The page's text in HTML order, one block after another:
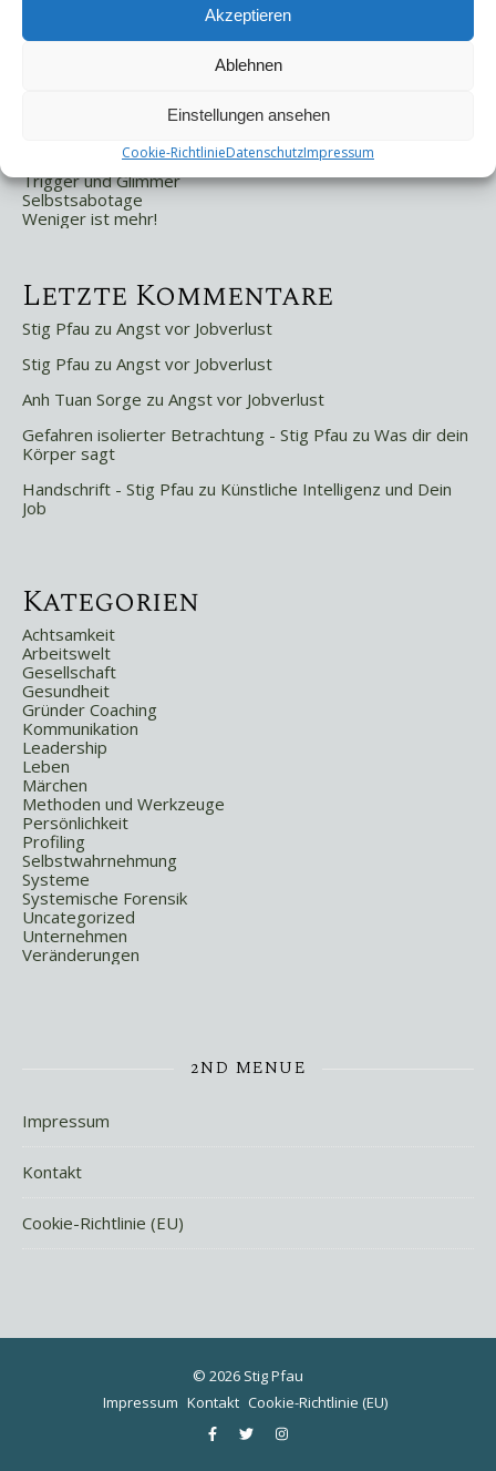
Akzeptieren
Ablehnen
Einstellungen ansehen
Cookie-RichtlinieDatenschutzImpressum
Letzte Beiträge
Die Mentale Sicherheitsarchitektur
Wettbewerbsfähigkeit
Trigger und Glimmer
Selbstsabotage
Weniger ist mehr!
Letzte Kommentare
Stig Pfau zu Angst vor Jobverlust
Stig Pfau zu Angst vor Jobverlust
Anh Tuan Sorge zu Angst vor Jobverlust
Gefahren isolierter Betrachtung - Stig Pfau zu Was dir dein
Körper sagt
Handschrift - Stig Pfau zu Künstliche Intelligenz und Dein
Job
Kategorien
Achtsamkeit
Arbeitswelt
Gesellschaft
Gesundheit
Gründer Coaching
Kommunikation
Leadership
Leben
Märchen
Methoden und Werkzeuge
Persönlichkeit
Profiling
Selbstwahrnehmung
Systeme
Systemische Forensik
Uncategorized
Unternehmen
Veränderungen
2ND MENUE
Impressum
Kontakt
Cookie-Richtlinie (EU)
© 2026 Stig Pfau
Impressum Kontakt Cookie-Richtlinie (EU)